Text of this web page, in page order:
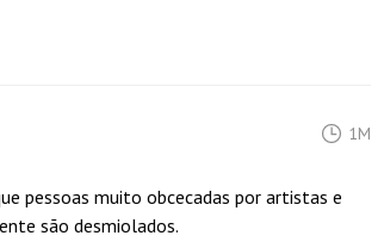
1M
pessoas muito obcecadas por artistas e
são desmiolados.